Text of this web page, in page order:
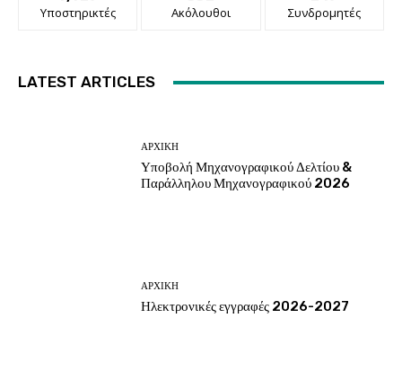
Υποστηρικτές Ακόλουθοι Συνδρομητές
LATEST ARTICLES
ΑΡΧΙΚΗ
Υποβολή Μηχανογραφικού Δελτίου &
Παράλληλου Μηχανογραφικού 2026
ΑΡΧΙΚΗ
Ηλεκτρονικές εγγραφές 2026-2027